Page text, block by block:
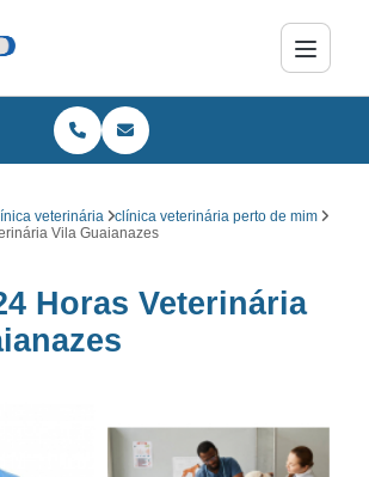
veterinária
clínica veterinária perto de mim
Vila Guaianazes
Horas Veterinária